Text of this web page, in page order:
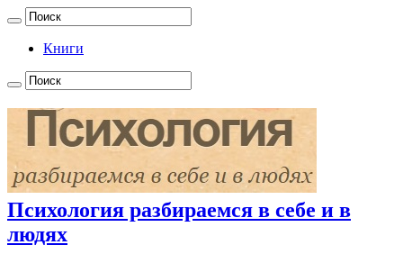
Книги
Психология разбираемся в себе и в
людях